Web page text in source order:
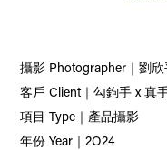
攝影 Photographer｜劉
客戶 Client｜勾鉤手 x 真
項目 Type｜ 產品攝影
年份 Year｜2O24